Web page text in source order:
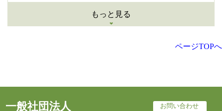
もっと見る
ページTOPへ
一般社団法人 お問い合わせ